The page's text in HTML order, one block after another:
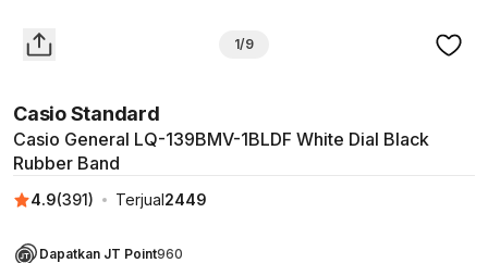
1/9
Casio Standard
Casio General LQ-139BMV-1BLDF White Dial Black
Rubber Band
4.9(391) Terjual2449
Dapatkan JT Point960